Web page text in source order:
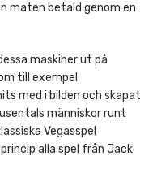
maten betald genom en
maskiner ut på
till exempel
med i bilden och skapat
människor runt
Vegasspel
alla spel från Jack